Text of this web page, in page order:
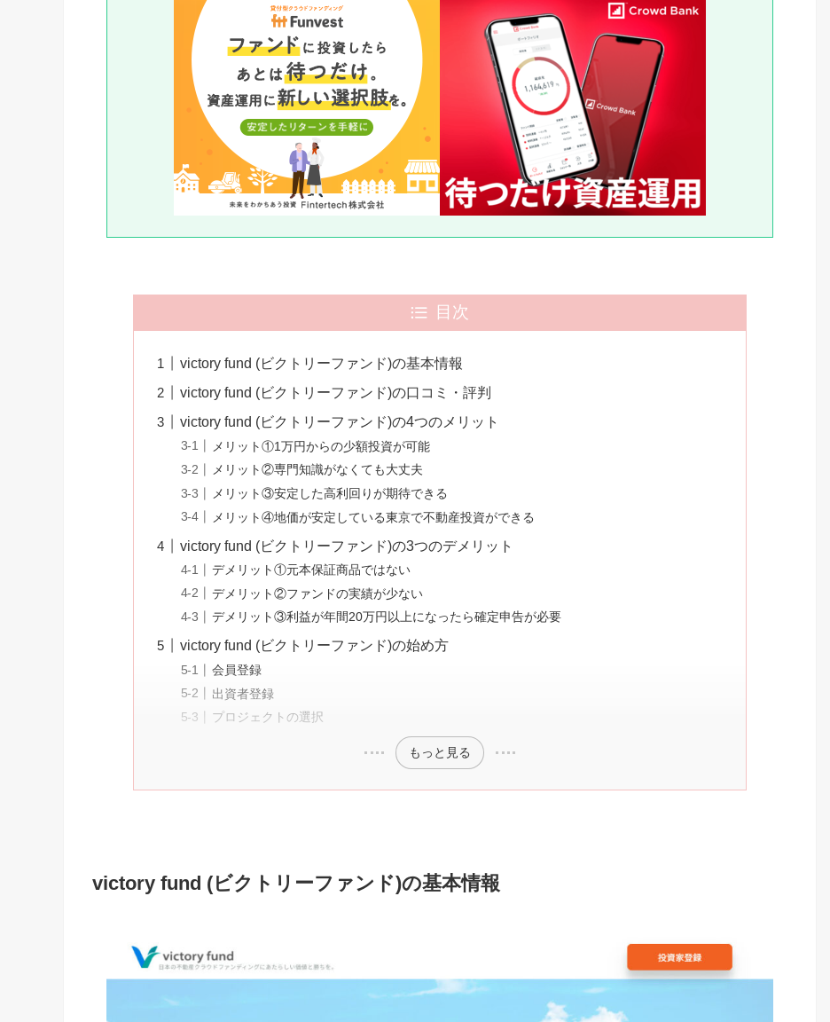
目次
victory fund (ビクトリーファンド)の基本情報
victory fund (ビクトリーファンド)の口コミ・評判
victory fund (ビクトリーファンド)の4つのメリット
メリット①1万円からの少額投資が可能
メリット②専門知識がなくても大丈夫
メリット③安定した高利回りが期待できる
メリット④地価が安定している東京で不動産投資ができる
victory fund (ビクトリーファンド)の3つのデメリット
デメリット①元本保証商品ではない
デメリット②ファンドの実績が少ない
デメリット③利益が年間20万円以上になったら確定申告が必要
victory fund (ビクトリーファンド)の始め方
会員登録
出資者登録
プロジェクトの選択
もっと見る
victory fund (ビクトリーファンド)の基本情報